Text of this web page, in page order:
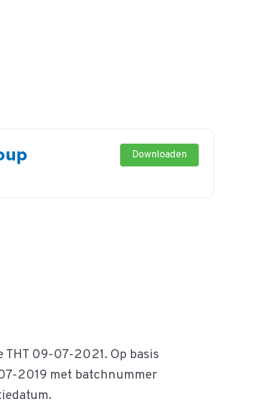
Downloaden
09-07-2021. Op basis
2019 met batchnummer